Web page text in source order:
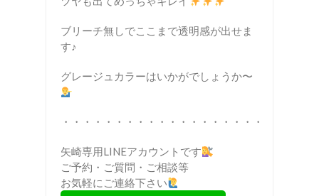
ブリーチ無しでここまで透明感が出せま
す♪
グレージュカラーはいかがでしょうか〜
・・・・・・・・・・・・・・・・・・・
矢崎専用LINEアカウントです
ご予約・ご質問・ご相談等
お気軽にご連絡下さい